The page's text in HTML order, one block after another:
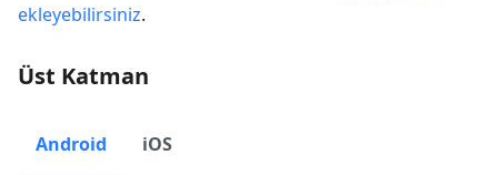
ekleyebilirsiniz.
Üst Katman
Android iOS